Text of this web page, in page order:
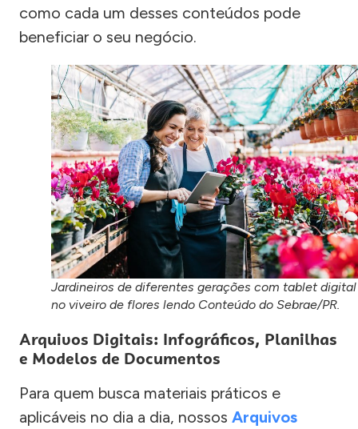
como cada um desses conteúdos pode
beneficiar o seu negócio.
Jardineiros de diferentes gerações com tablet digital
no viveiro de flores lendo Conteúdo do Sebrae/PR.
Arquivos Digitais: Infográficos, Planilhas
e Modelos de Documentos
Para quem busca materiais práticos e
aplicáveis no dia a dia, nossos Arquivos